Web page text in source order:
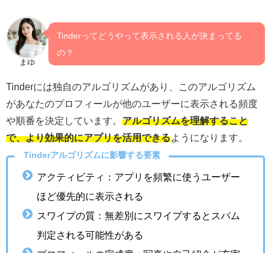
まゆ
Tinderってどうやって表示される人が決まってる
の？
Tinderには独自のアルゴリズムがあり、このアルゴリズム
があなたのプロフィールが他のユーザーに表示される頻度
や順番を決定しています。 アルゴリズムを理解すること
で、より効果的にアプリを活用できる ようになります。
Tinderアルゴリズムに影響する要素
アクティビティ：アプリを頻繁に使うユーザー
ほど優先的に表示される
スワイプの質：無差別にスワイプするとスパム
判定される可能性がある